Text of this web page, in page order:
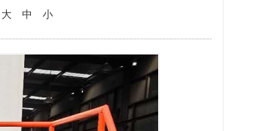
大 中 小